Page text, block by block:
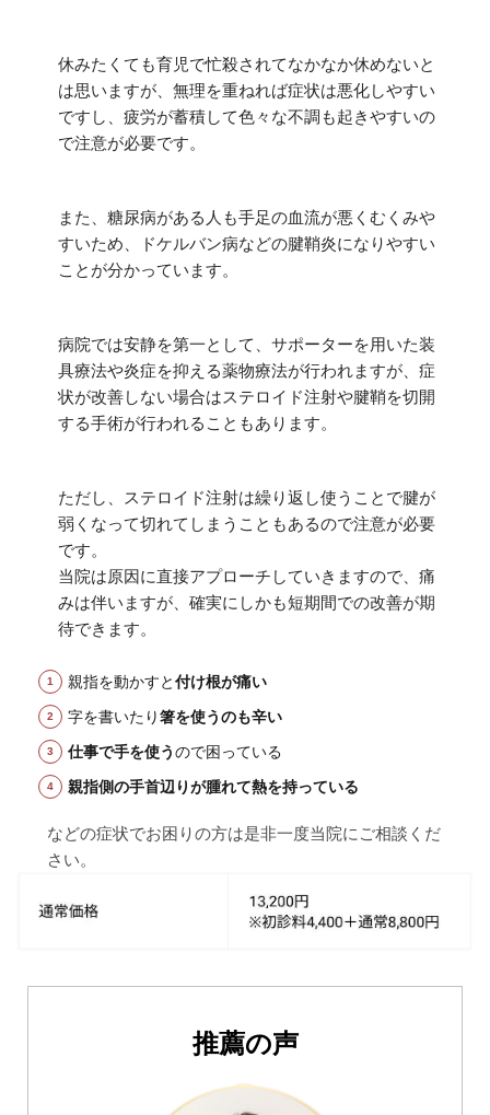
休みたくても育児で忙殺されてなかなか休めないと
は思いますが、無理を重ねれば症状は悪化しやすい
ですし、疲労が蓄積して色々な不調も起きやすいの
で注意が必要です。
また、糖尿病がある人も手足の血流が悪くむくみや
すいため、ドケルバン病などの腱鞘炎になりやすい
ことが分かっています。
病院では安静を第一として、サポーターを用いた装
具療法や炎症を抑える薬物療法が行われますが、症
状が改善しない場合はステロイド注射や腱鞘を切開
する手術が行われることもあります。
ただし、ステロイド注射は繰り返し使うことで腱が
弱くなって切れてしまうこともあるので注意が必要
です。
当院は原因に直接アプローチしていきますので、痛
みは伴いますが、確実にしかも短期間での改善が期
待できます。
親指を動かすと付け根が痛い
字を書いたり箸を使うのも辛い
仕事で手を使うので困っている
親指側の手首辺りが腫れて熱を持っている
などの症状でお困りの方は是非一度当院にご相談くだ
さい。
推薦の声